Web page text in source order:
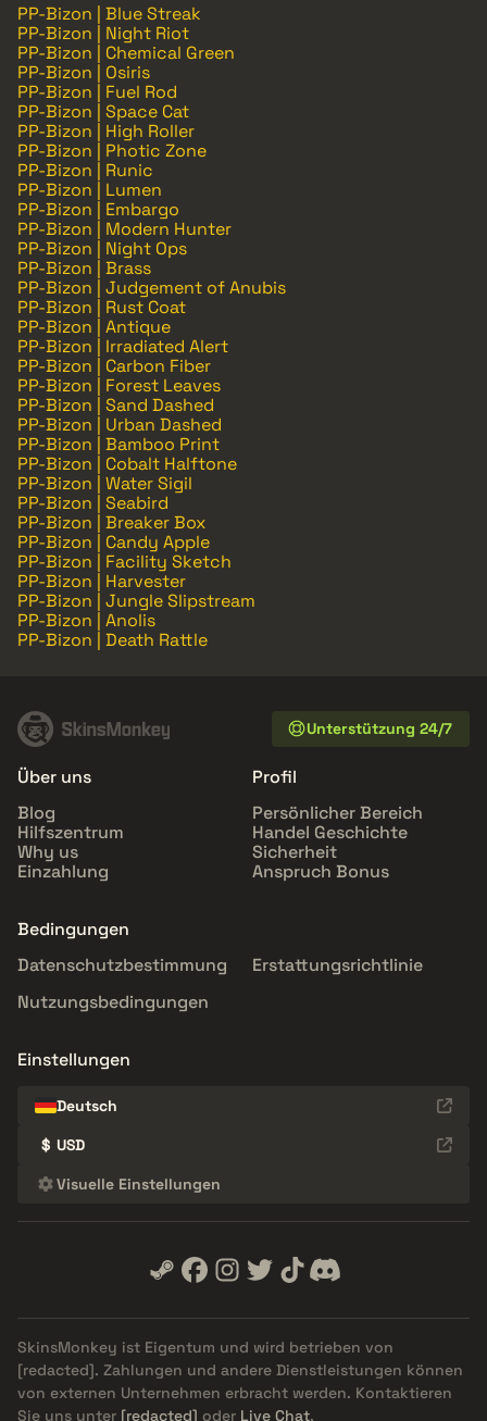
PP-Bizon | Blue Streak
PP-Bizon | Night Riot
PP-Bizon | Chemical Green
PP-Bizon | Osiris
PP-Bizon | Fuel Rod
PP-Bizon | Space Cat
PP-Bizon | High Roller
PP-Bizon | Photic Zone
PP-Bizon | Runic
PP-Bizon | Lumen
PP-Bizon | Embargo
PP-Bizon | Modern Hunter
PP-Bizon | Night Ops
PP-Bizon | Brass
PP-Bizon | Judgement of Anubis
PP-Bizon | Rust Coat
PP-Bizon | Antique
PP-Bizon | Irradiated Alert
PP-Bizon | Carbon Fiber
PP-Bizon | Forest Leaves
PP-Bizon | Sand Dashed
PP-Bizon | Urban Dashed
PP-Bizon | Bamboo Print
PP-Bizon | Cobalt Halftone
PP-Bizon | Water Sigil
PP-Bizon | Seabird
PP-Bizon | Breaker Box
PP-Bizon | Candy Apple
PP-Bizon | Facility Sketch
PP-Bizon | Harvester
PP-Bizon | Jungle Slipstream
PP-Bizon | Anolis
PP-Bizon | Death Rattle
Unterstützung 24/7
Über uns
Blog
Hilfszentrum
Why us
Einzahlung
Profil
Persönlicher Bereich
Handel Geschichte
Sicherheit
Anspruch Bonus
Bedingungen
Datenschutzbestimmung
Erstattungsrichtlinie
Nutzungsbedingungen
Einstellungen
Deutsch
$ USD
Visuelle Einstellungen
SkinsMonkey ist Eigentum und wird betrieben von
[redacted]. Zahlungen und andere Dienstleistungen können
von externen Unternehmen erbracht werden. Kontaktieren
Sie uns unter [redacted] oder Live Chat.